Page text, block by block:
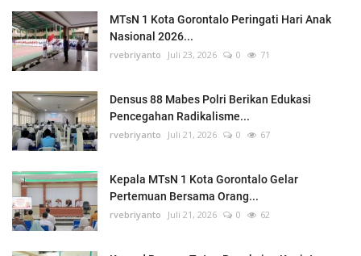
MTsN 1 Kota Gorontalo Peringati Hari Anak
Nasional 2026...
rvebriyanto Juli 23, 2026 0 71
Densus 88 Mabes Polri Berikan Edukasi
Pencegahan Radikalisme...
rvebriyanto Juli 21, 2026 0 67
Kepala MTsN 1 Kota Gorontalo Gelar
Pertemuan Bersama Orang...
rvebriyanto Juli 21, 2026 0 62